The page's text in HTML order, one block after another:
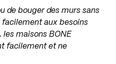
de bouger des murs sans
facilement aux besoins
maisons BONE
facilement et ne